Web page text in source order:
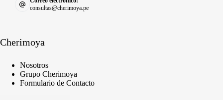
consultas@cherimoya.pe
Cherimoya
Nosotros
Grupo Cherimoya
Formulario de Contacto